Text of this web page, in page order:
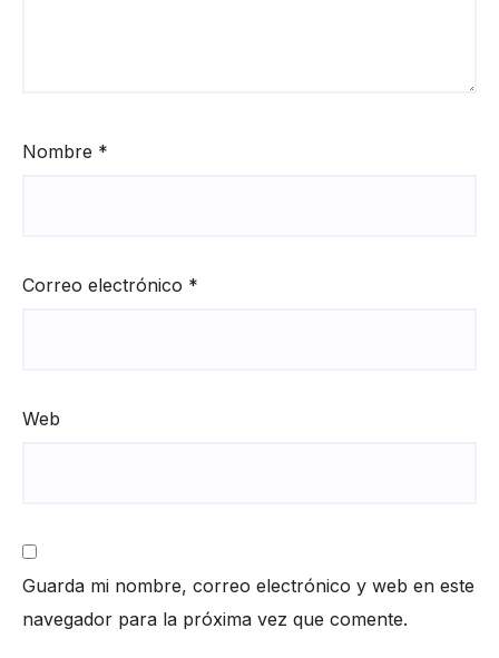
Nombre *
Correo electrónico *
Web
Guarda mi nombre, correo electrónico y web en este
navegador para la próxima vez que comente.